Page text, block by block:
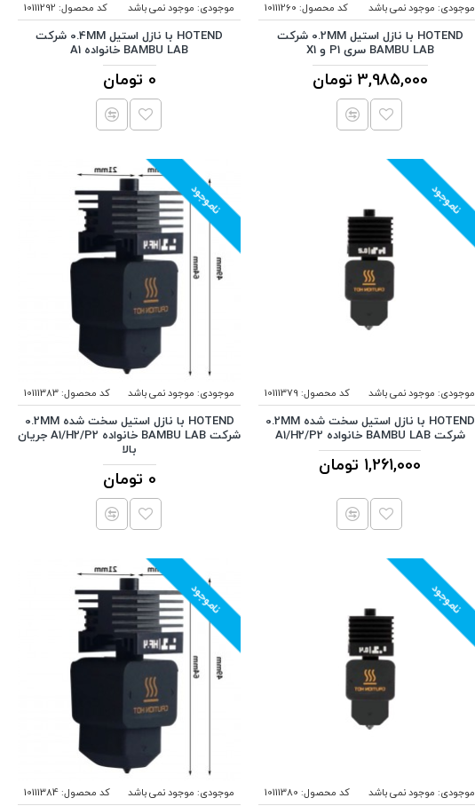
موجودی: موجود نمی باشد کد محصول: 10111260
HOTEND با نازل استیل 0.2MM شرکت
BAMBU LAB سری P1 و X1
3,985,000 تومان
موجودی: موجود نمی باشد کد محصول: 10111292
HOTEND با نازل استیل 0.4MM شرکت
BAMBU LAB خانواده A1
0 تومان
ناموجود
موجودی: موجود نمی باشد کد محصول: 10111379
HOTEND با نازل استیل سخت شده 0.2MM
شرکت BAMBU LAB خانواده A1/H2/P2
1,261,000 تومان
ناموجود
موجودی: موجود نمی باشد کد محصول:10111383
HOTEND با نازل استیل سخت شده 0.2MM
شرکت BAMBU LAB خانواده A1/H2/P2 جریان
بالا
0 تومان
ناموجود
موجودی: موجود نمی باشد کد محصول: 10111380
ناموجود
موجودی: موجود نمی باشد کد محصول:10111384